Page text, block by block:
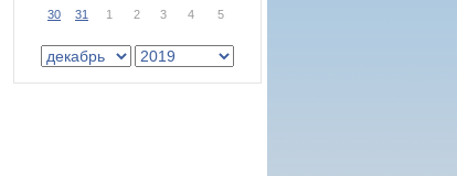
30 31 1 2 3 4 5